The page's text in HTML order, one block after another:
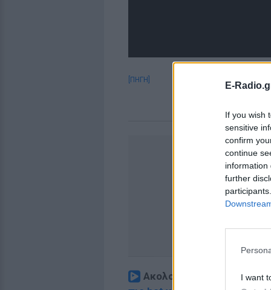
E-
If you wish
sensitive
confirm
continue
information
further
I want
[ΠΗΓΗ]
Ακολουθήστε το E-